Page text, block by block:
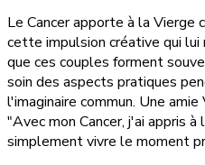
Le Cancer apporte à la
cette impulsion créative qui lui
que ces couples forment
soin des aspects pratiques
l'imaginaire commun. Une
"Avec mon Cancer, j'ai appris
simplement vivre le moment